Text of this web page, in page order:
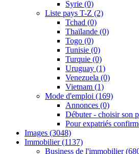
Syrie (0)
Liste pays T-Z (2)
Tchad (0)
Thaïlande (0)
Togo (0)
Tunisie (0)
Turquie (0)
Uruguay (1)
Venezuela (0)
Vietnam (1)
Mode d'emploi (169)
Annonces (0)
Débuter - choisir son
Pour expatriés
Images (3048)
Immobilier(1137)
Business de l'immobilier